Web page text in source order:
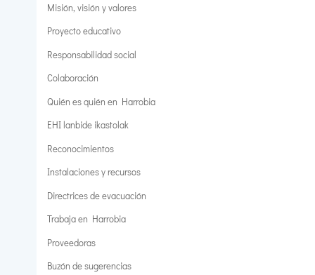
Misión, visión y valores
Proyecto educativo
Responsabilidad social
Colaboración
Quién es quién en Harrobia
EHI lanbide ikastolak
Reconocimientos
Instalaciones y recursos
Directrices de evacuación
Trabaja en Harrobia
Proveedoras
Buzón de sugerencias